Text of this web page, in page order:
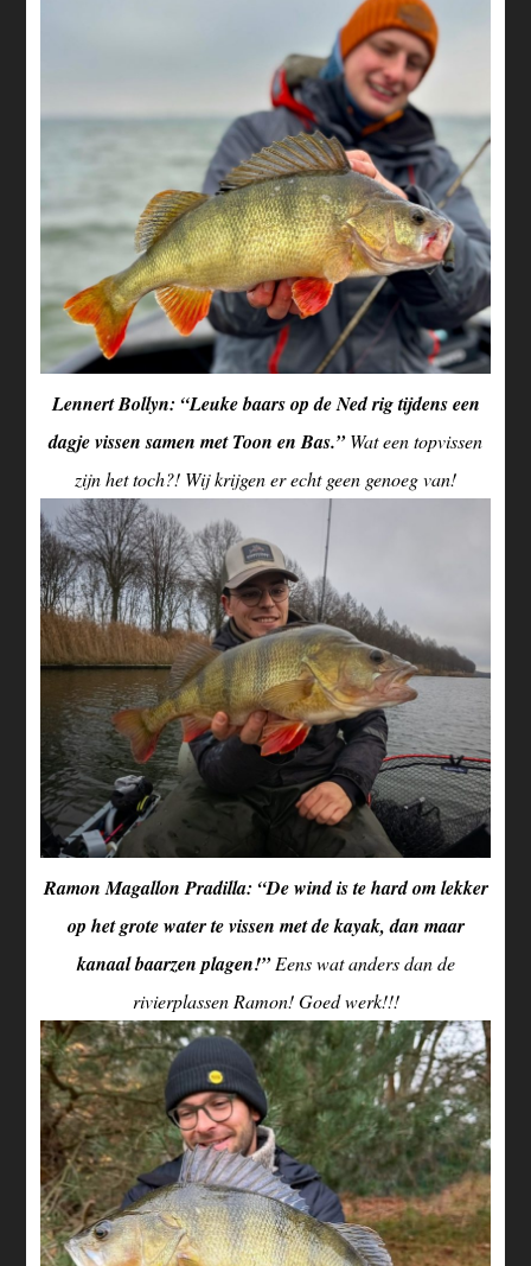
Lennert Bollyn: “Leuke baars op de Ned rig tijdens een
dagje vissen samen met Toon en Bas.”Wat een topvissen
zijn het toch?! Wij krijgen er echt geen genoeg van!
Ramon Magallon Pradilla: “De wind is te hard om lekker
op het grote water te vissen met de kayak, dan maar
kanaal baarzen plagen!”Eens wat anders dan de
rivierplassen Ramon! Goed werk!!!